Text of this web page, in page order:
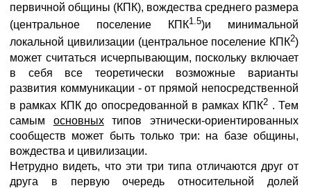
первичной общины (КПК), вождества среднего размера
(центральное поселение КПК1.5)и минимальной
локальной цивилизации (центральное поселение КПК2)
может считаться исчерпывающим, поскольку включает
в себя все теоретически возможные варианты
развития коммуникации - от прямой непосредственной
в рамках КПК до опосредованной в рамках КПК2 . Тем
самым основныхтипов этнически-ориентированных
сообществ может быть только три: на базе общины,
вождества и цивилизации.
Нетрудно видеть, что эти три типа отличаются друг от
друга в первую очередь относительной долей